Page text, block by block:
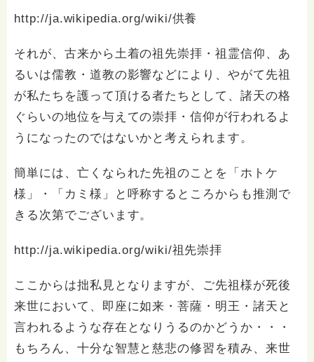
http://ja.wikipedia.org/wiki/供養
それが、古来から土着の祖先崇拝・祖霊信仰、あ
るいは儒教・道教の影響などにより、やがて先祖
が私たちを護って頂ける者たちとして、諸天の格
ぐらいの地位を与えての崇拝・信仰が行われるよ
うになったのではないかと考えられます。
簡単には、亡くなられた先祖のことを「ホトケ
様」・「カミ様」と呼称するところからも推測で
きる次第でございます。
http://ja.wikipedia.org/wiki/祖先崇拝
ここからは拙私見となりますが、ご先祖様が死後
来世において、即座に如来・菩薩・明王・諸天と
言われるような存在となりうるのかどうか・・・
もちろん、十分な智慧と慈悲の修習を積み、来世